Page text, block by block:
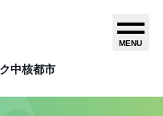
中核都市
MENU